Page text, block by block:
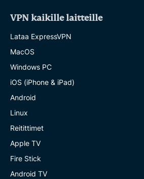
VPN kaikille laitteille
Lataa ExpressVPN
MacOS
Windows PC
iOS (iPhone & iPad)
Android
Linux
Reitittimet
Apple TV
Fire Stick
Android TV